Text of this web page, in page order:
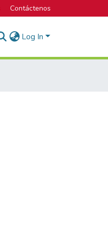
Contáctenos
Log In